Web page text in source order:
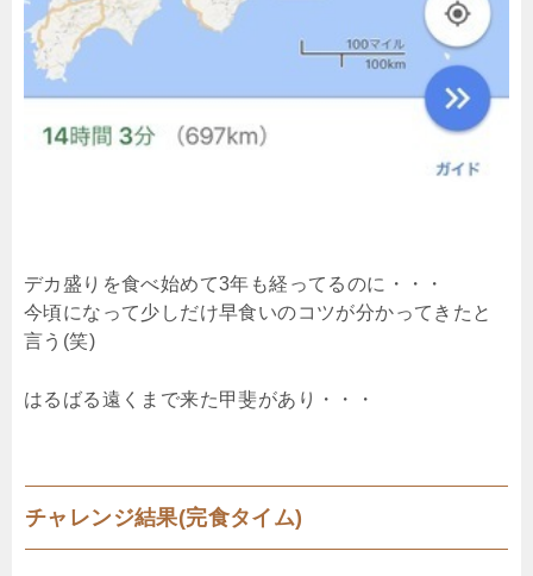
デカ盛りを食べ始めて3年も経ってるのに・・・
今頃になって少しだけ早食いのコツが分かってきたと
言う(笑)
はるばる遠くまで来た甲斐があり・・・
チャレンジ結果(完食タイム)